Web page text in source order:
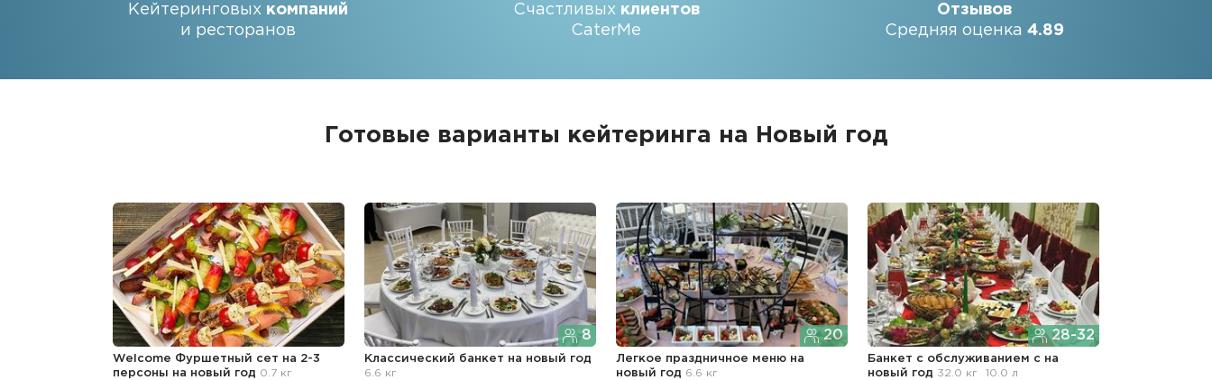
Кейтеринговых компаний
и ресторанов
Счастливых клиентов
CaterMe
Отзывов
Средняя оценка 4.89
Готовые варианты кейтеринга на Новый год
Welcome Фуршетный сет на 2-3
персоны на новый год 0.7 кг
8
Классический банкет на новый год
6.6 кг
20
Легкое праздничное меню на
новый год 6.6 кг
28-32
Банкет с обслуживанием с на
новый год 32.0 кг 10.0 л